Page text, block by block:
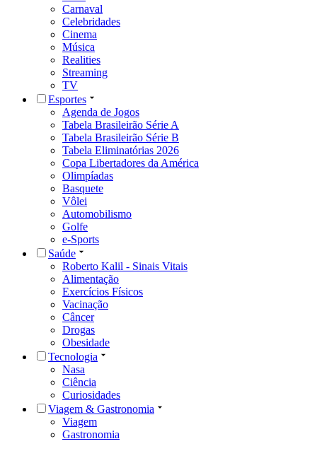
Carnaval
Celebridades
Cinema
Música
Realities
Streaming
TV
Esportes
Agenda de Jogos
Tabela Brasileirão Série A
Tabela Brasileirão Série B
Tabela Eliminatórias 2026
Copa Libertadores da América
Olimpíadas
Basquete
Vôlei
Automobilismo
Golfe
e-Sports
Saúde
Roberto Kalil - Sinais Vitais
Alimentação
Exercícios Físicos
Vacinação
Câncer
Drogas
Obesidade
Tecnologia
Nasa
Ciência
Curiosidades
Viagem & Gastronomia
Viagem
Gastronomia